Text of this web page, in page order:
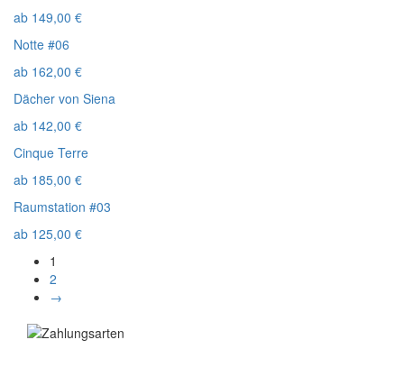
ab 149,00 €
Notte #06
ab 162,00 €
Dächer von Siena
ab 142,00 €
Cinque Terre
ab 185,00 €
Raumstation #03
ab 125,00 €
1
2
→